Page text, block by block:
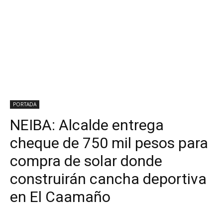
PORTADA
NEIBA: Alcalde entrega
cheque de 750 mil pesos para
compra de solar donde
construirán cancha deportiva
en El Caamaño